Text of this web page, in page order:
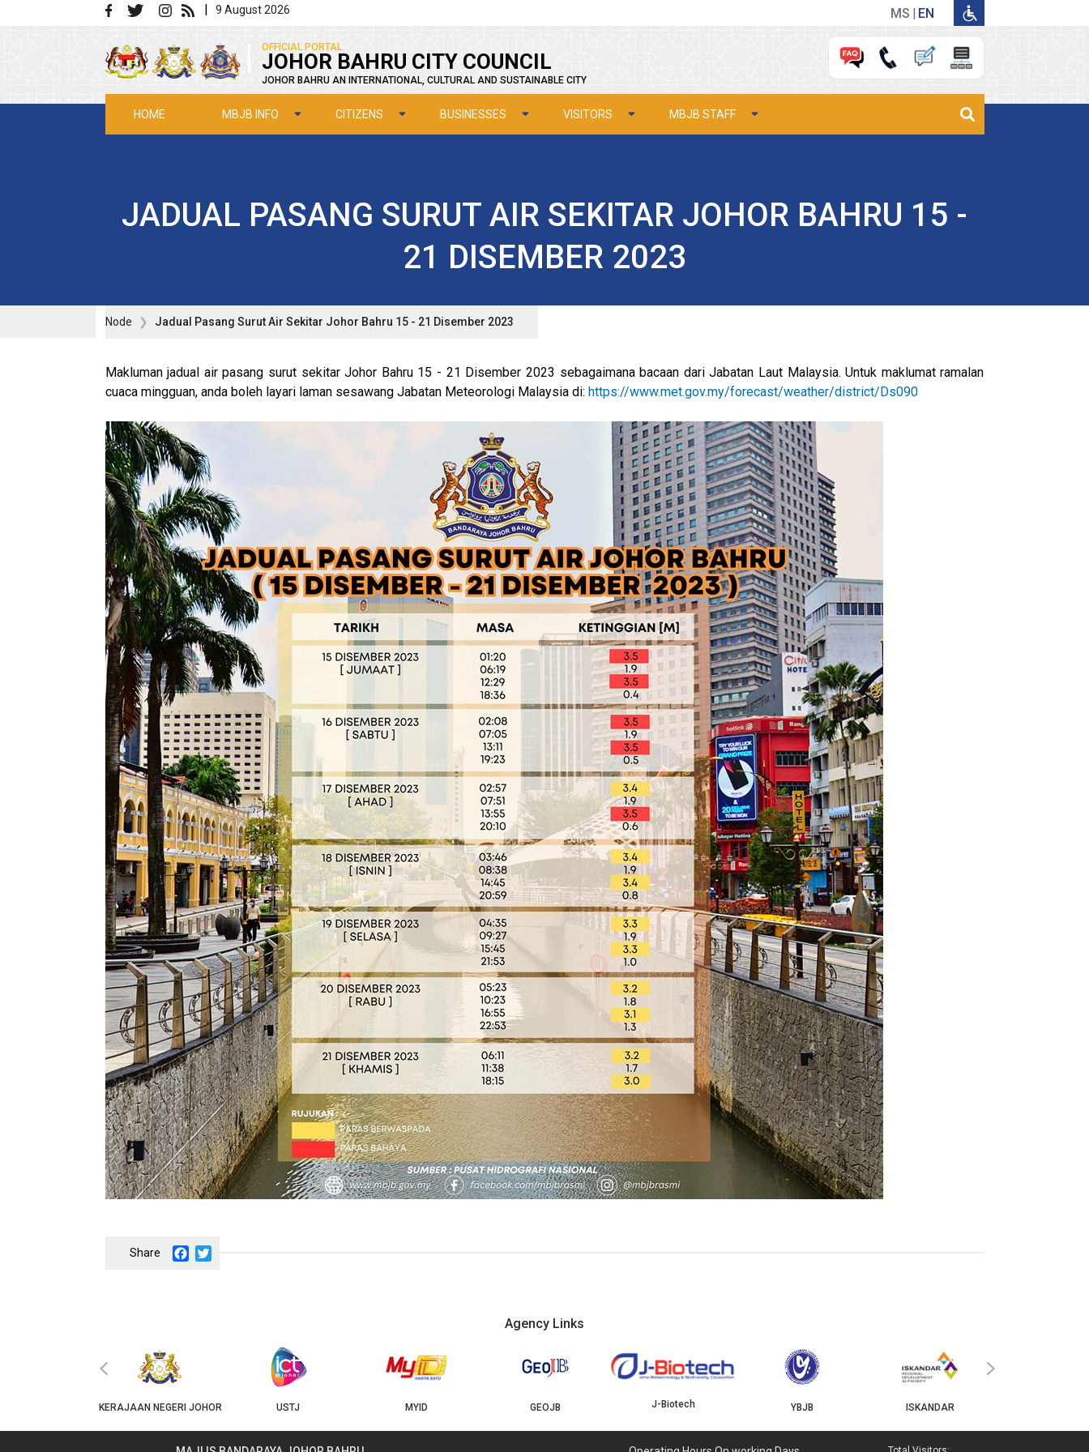
Skip to main content | 9 August 2026 MS EN
OFFICIAL PORTAL
JOHOR BAHRU CITY COUNCIL
JOHOR BAHRU AN INTERNATIONAL, CULTURAL AND SUSTAINABLE CITY
HOME MBJB INFO CITIZENS BUSINESSES VISITORS MBJB STAFF
JADUAL PASANG SURUT AIR SEKITAR JOHOR BAHRU 15 -
21 DISEMBER 2023
Node Jadual Pasang Surut Air Sekitar Johor Bahru 15 - 21 Disember 2023
Makluman jadual air pasang surut sekitar Johor Bahru 15 - 21 Disember 2023 sebagaimana bacaan dari Jabatan Laut Malaysia. Untuk maklumat ramalan
cuaca mingguan, anda boleh layari laman sesawang Jabatan Meteorologi Malaysia di: https://www.met.gov.my/forecast/weather/district/Ds090
Facebook
Twitter
Agency Links
KERAJAAN NEGERI JOHOR USTJ MYID GEOJB J-Biotech YBJB ISKANDAR
‹ ›